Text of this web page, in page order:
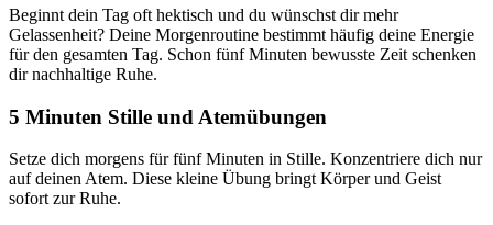
Beginnt dein Tag oft hektisch und du wünschst dir mehr
Gelassenheit? Deine Morgenroutine bestimmt häufig deine Energie
für den gesamten Tag. Schon fünf Minuten bewusste Zeit schenken
dir nachhaltige Ruhe.
5 Minuten Stille und Atemübungen
Setze dich morgens für fünf Minuten in Stille. Konzentriere dich nur
auf deinen Atem. Diese kleine Übung bringt Körper und Geist
sofort zur Ruhe.